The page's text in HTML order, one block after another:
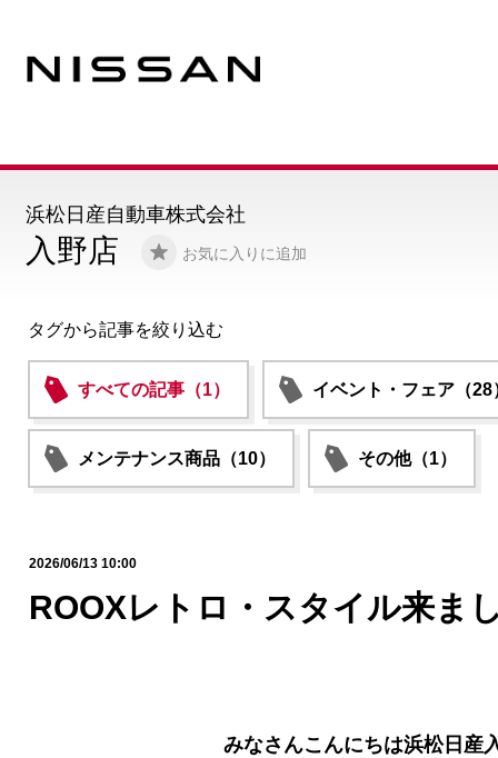
入野店 お気に入りに追加
浜松日産自動車株式会社
タグから記事を絞り込む
すべての記事（1） イベント・フェア（28
メンテナンス商品（10） その他（1）
2026/06/13 10:00
ROOXレトロ・スタイル来ま
みなさんこんにちは浜松日産